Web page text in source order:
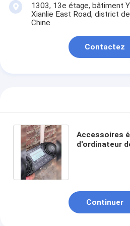
1303, 13e étage, bâtiment
Xianlie East Road, district
Chine
Contactez
Accessoires
d'ordinateur
Continuer